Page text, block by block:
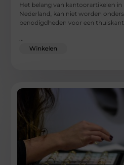
Het belang van kantoorartikelen in
Nederland, kan niet worden
benodigdheden voor een
...
Winkelen